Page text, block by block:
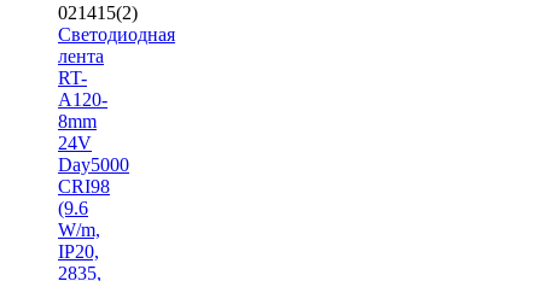
021415(2)
Светодиодная
лента
RT-
A120-
8mm
24V
Day5000
CRI98
(9.6
W/m,
IP20,
2835,